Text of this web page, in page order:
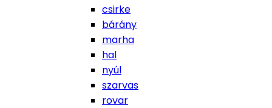
csirke
bárány
marha
hal
nyúl
szarvas
rovar